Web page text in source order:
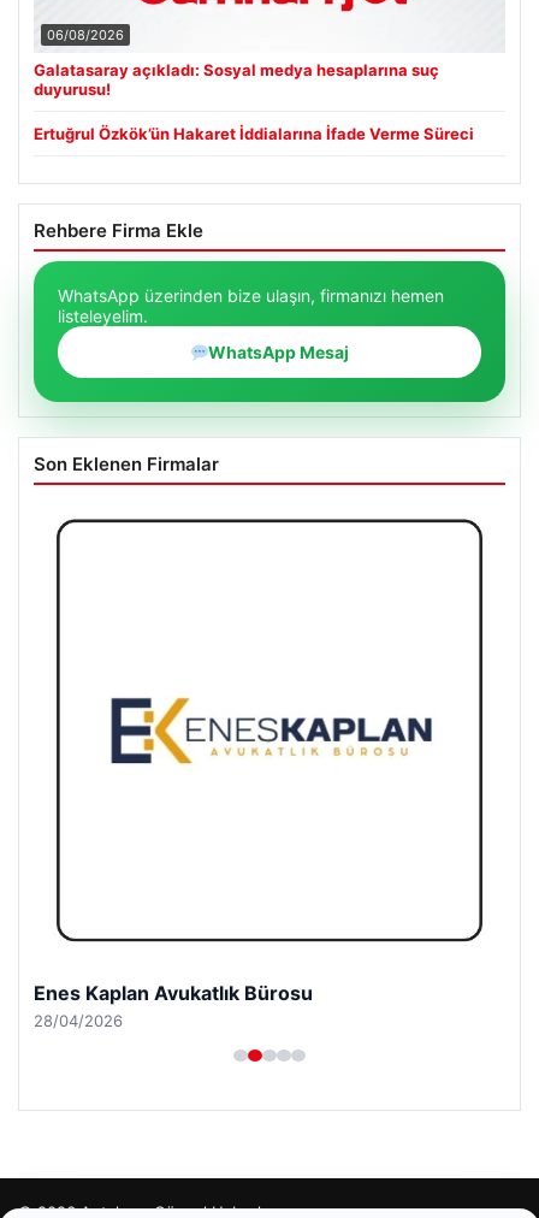
06/08/2026
Galatasaray açıkladı: Sosyal medya hesaplarına suç
duyurusu!
Ertuğrul Özkök’ün Hakaret İddialarına İfade Verme Süreci
Rehbere Firma Ekle
WhatsApp üzerinden bize ulaşın, firmanızı hemen
listeleyelim.
WhatsApp Mesaj
Son Eklenen Firmalar
Enes Kaplan Avukatlık Bürosu
28/04/2026
© 2026 Antalya – Güncel Haberler